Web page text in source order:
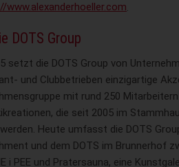
www.alexanderhoeller.com.
DOTS Group
setzt die DOTS Group von
und Clubbetrieben einzigartige
mit rund 250
die seit 2005 im
Heute umfasst die DOTS
und dem DOTS im Brunnerhof
i PEE und Pratersauna, eine